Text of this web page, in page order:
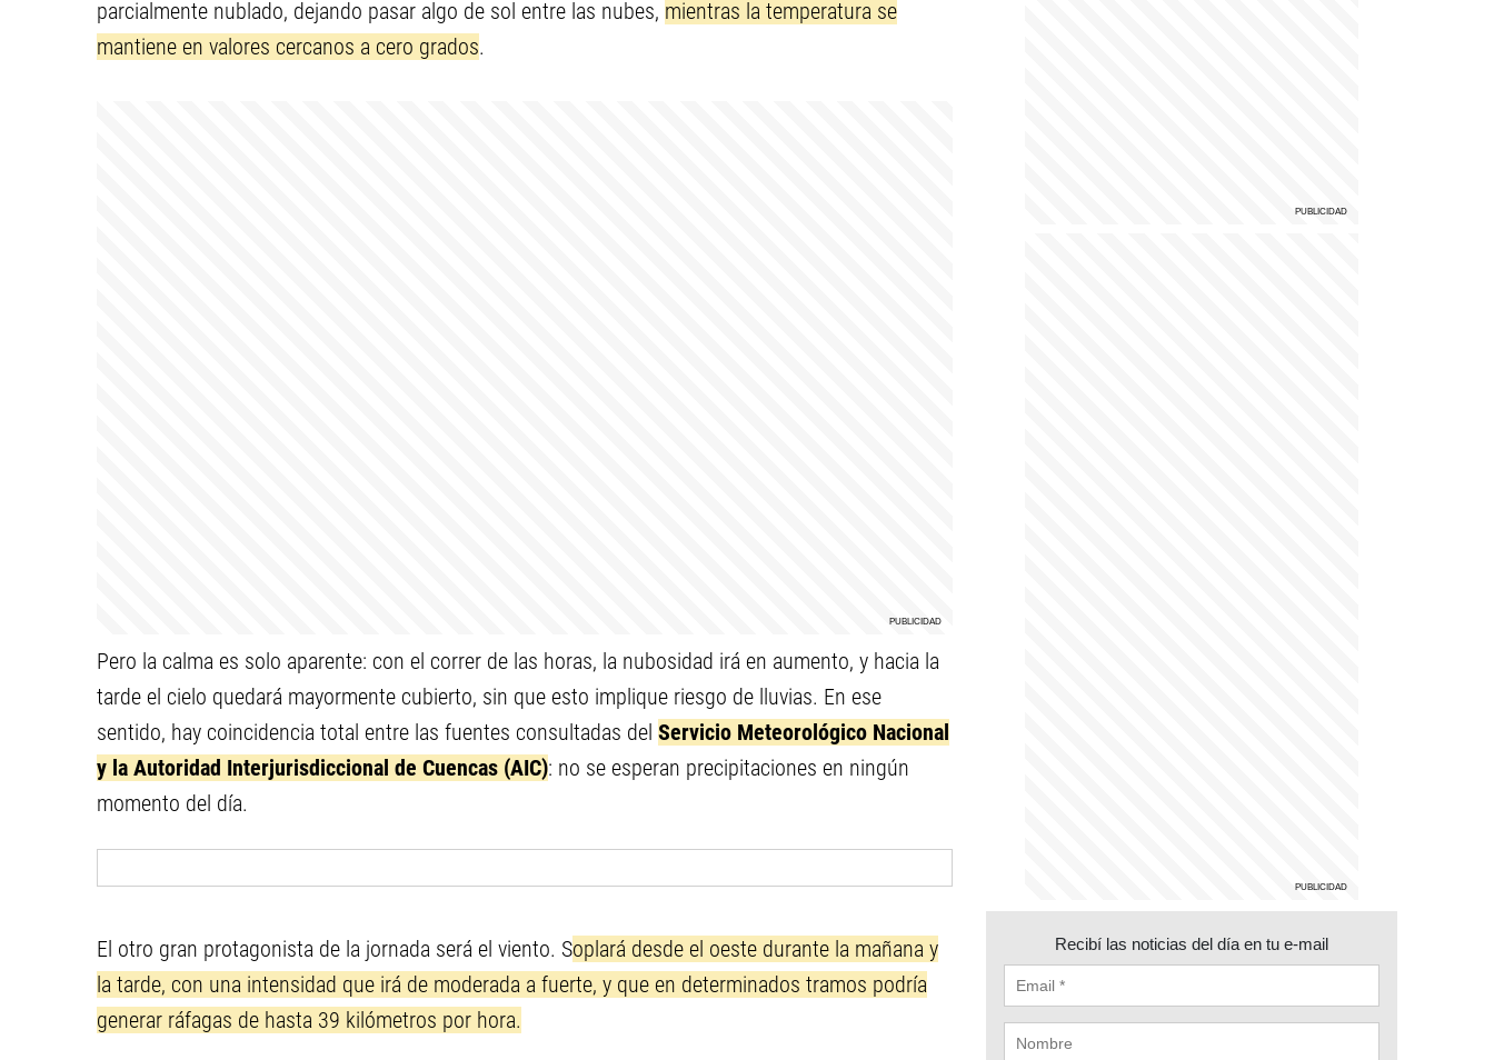
parcialmente nublado, dejando pasar algo de sol entre las nubes, mientras la temperatura se
mantiene en valores cercanos a cero grados.
Pero la calma es solo aparente: con el correr de las horas, la nubosidad irá en aumento, y hacia la
tarde el cielo quedará mayormente cubierto, sin que esto implique riesgo de lluvias. En ese
sentido, hay coincidencia total entre las fuentes consultadas del Servicio Meteorológico Nacional
y la Autoridad Interjurisdiccional de Cuencas (AIC): no se esperan precipitaciones en ningún
momento del día.
El otro gran protagonista de la jornada será el viento. Soplará desde el oeste durante la mañana y
la tarde, con una intensidad que irá de moderada a fuerte, y que en determinados tramos podría
generar ráfagas de hasta 39 kilómetros por hora.
Recibí las noticias del día en tu e-mail